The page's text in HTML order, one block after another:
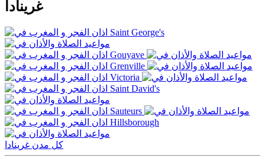
غرينادا
Saint George's
Gouyave
Grenville
Victoria
Saint David's
Sauteurs
Hillsborough
كل مدن غرينادا